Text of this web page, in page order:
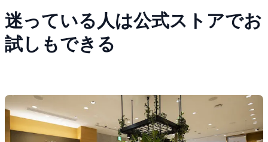
迷っている人は公式ストアでお
試しもできる